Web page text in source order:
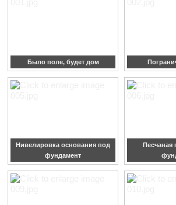
Было поле, будет дом
Нивелировка основания под
фундамент
Песчаная